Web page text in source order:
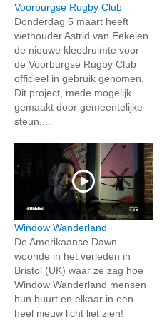
Voorburgse Rugby Club
Donderdag 5 maart heeft
wethouder Astrid van Eekelen
de nieuwe kleedruimte voor
de Voorburgse Rugby Club
officieel in gebruik genomen.
Dit project, mede mogelijk
gemaakt door gemeentelijke
steun,...
Window Wanderland
De Amerikaanse Dawn
woonde in het verleden in
Bristol (UK) waar ze zag hoe
Window Wanderland mensen
hun buurt en elkaar in een
heel nieuw licht liet zien!